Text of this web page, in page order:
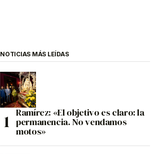
NOTICIAS MÁS LEÍDAS
Ramírez: «El objetivo es claro: la
permanencia. No vendamos
motos»